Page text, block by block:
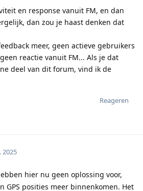
en response vanuit FM, en dan
dan zou je haast denken dat
meer, geen actieve gebruikers
reactie vanuit FM... Als je dat
deel van dit forum, vind ik de
Reageren
2025
hier nu geen oplossing voor,
GPS posities meer binnenkomen. Het